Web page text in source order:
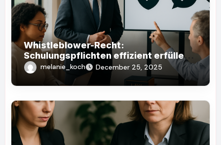
Whistleblower-Recht:
Schulungspflichten effizient erfüllen
mit Qui-Tam Attorneys
melanie_koch December 25, 2025